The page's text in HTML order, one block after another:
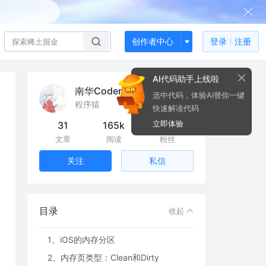
创作者中心 登录 注册
南华Coder
程序猿
31
文章
165k
阅读
3.0k
粉丝
关注 私信
目录 收起
一、内存基础概念
1、物理内存 & 虚拟内存
2、段页式存储
1、iOS的内存分区
2、内存页类型：Clean和Dirty
AI代码助手上线啦
选中代码，体验AI替你一键
快速解读代码
立即体验